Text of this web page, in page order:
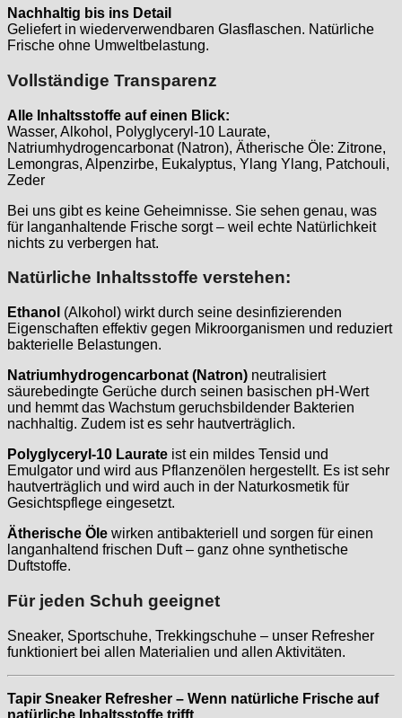
Nachhaltig bis ins Detail
Geliefert in wiederverwendbaren Glasflaschen. Natürliche
Frische ohne Umweltbelastung.
Vollständige Transparenz
Alle Inhaltsstoffe auf einen Blick:
Wasser, Alkohol, Polyglyceryl-10 Laurate,
Natriumhydrogencarbonat (Natron), Ätherische Öle: Zitrone,
Lemongras, Alpenzirbe, Eukalyptus, Ylang Ylang, Patchouli,
Zeder
Bei uns gibt es keine Geheimnisse. Sie sehen genau, was
für langanhaltende Frische sorgt – weil echte Natürlichkeit
nichts zu verbergen hat.
Natürliche Inhaltsstoffe verstehen:
Ethanol (Alkohol) wirkt durch seine desinfizierenden
Eigenschaften effektiv gegen Mikroorganismen und reduziert
bakterielle Belastungen.
Natriumhydrogencarbonat (Natron) neutralisiert
säurebedingte Gerüche durch seinen basischen pH-Wert
und hemmt das Wachstum geruchsbildender Bakterien
nachhaltig. Zudem ist es sehr hautverträglich.
Polyglyceryl-10 Laurate ist ein mildes Tensid und
Emulgator und wird aus Pflanzenölen hergestellt. Es ist sehr
hautverträglich und wird auch in der Naturkosmetik für
Gesichtspflege eingesetzt.
Ätherische Öle wirken antibakteriell und sorgen für einen
langanhaltend frischen Duft – ganz ohne synthetische
Duftstoffe.
Für jeden Schuh geeignet
Sneaker, Sportschuhe, Trekkingschuhe – unser Refresher
funktioniert bei allen Materialien und allen Aktivitäten.
Tapir Sneaker Refresher – Wenn natürliche Frische auf
natürliche Inhaltsstoffe trifft.